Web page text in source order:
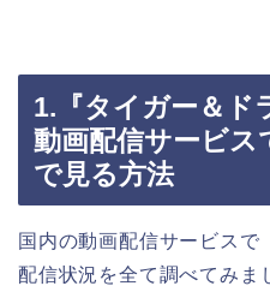
1.『タイガー＆ド
動画配信サービス
で見る方法
国内の動画配信サービスで
配信状況を全て調べてみま